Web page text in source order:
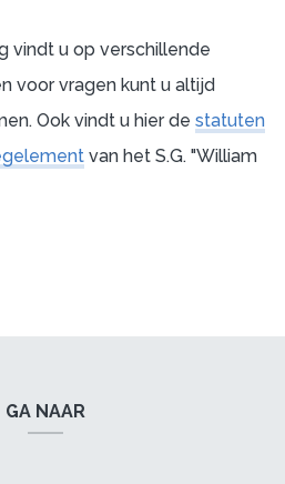
vindt u op verschillende
voor vragen kunt u altijd
Ook vindt u hier de statuten
van het S.G. "William
GA NAAR